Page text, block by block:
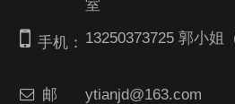
室
手机： 13250373725 郭小姐
邮
ytianjd@163.com